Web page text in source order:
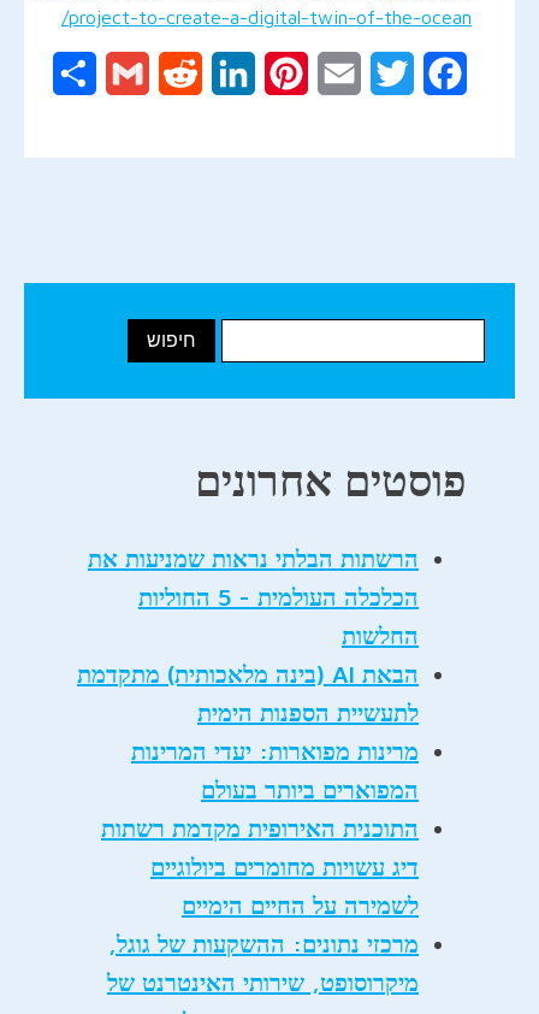
project-to-create-a-digital-twin-of-the-ocean/
Facebook
Twitter
Email
Pinterest
LinkedIn
Reddit
Gmail
פוסטים אחרונים
הרשתות הבלתי נראות שמניעות את
הכלכלה העולמית - 5 החוליות
החלשות
הבאת AI (בינה מלאכותית) מתקדמת
לתעשיית הספנות הימית
מרינות מפוארות: יעדי המרינות
המפוארים ביותר בעולם
התוכנית האירופית מקדמת רשתות
דיג עשויות מחומרים ביולוגיים
לשמירה על החיים הימיים
מרכזי נתונים: ההשקעות של גוגל,
מיקרוסופט, שירותי האינטרנט של